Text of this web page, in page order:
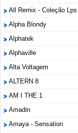
All Remix - Coleção Lps
Alpha Blondy
Alphatek
Alphaville
Alta Voltagem
ALTERN 8
AM I THE 1
Amadin
Amaya - Sensation